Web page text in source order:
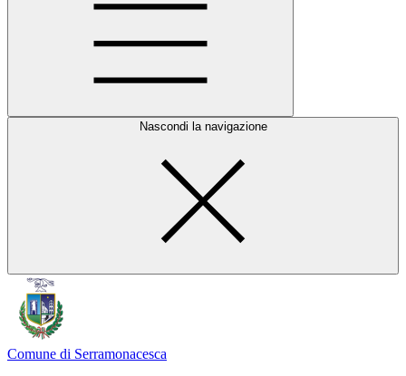
Nascondi la navigazione
Comune di Serramonacesca